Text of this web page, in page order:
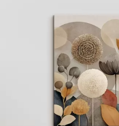
Поверхня з текстурою полотна
Екологічний матеріал